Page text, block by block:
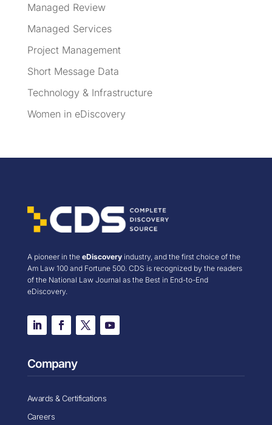
Managed Review
Managed Services
Project Management
Short Message Data
Technology & Infrastructure
Women in eDiscovery
A pioneer in the eDiscoveryindustry, and the first choice of the
Am Law 100 and Fortune 500. CDS is recognized by the readers
of the National Law Journal as the Best in End-to-End
eDiscovery.
Company
Awards & Certifications
Careers